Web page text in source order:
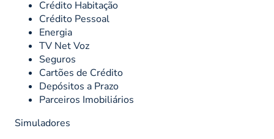
Crédito Habitação
Crédito Pessoal
Energia
TV Net Voz
Seguros
Cartões de Crédito
Depósitos a Prazo
Parceiros Imobiliários
Simuladores